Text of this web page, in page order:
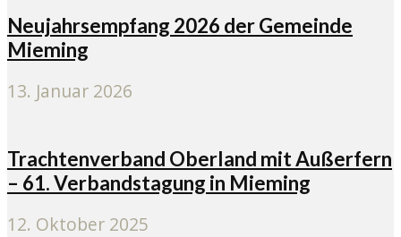
Neujahrsempfang 2026 der Gemeinde
Mieming
13. Januar 2026
Trachtenverband Oberland mit Außerfern
– 61. Verbandstagung in Mieming
12. Oktober 2025